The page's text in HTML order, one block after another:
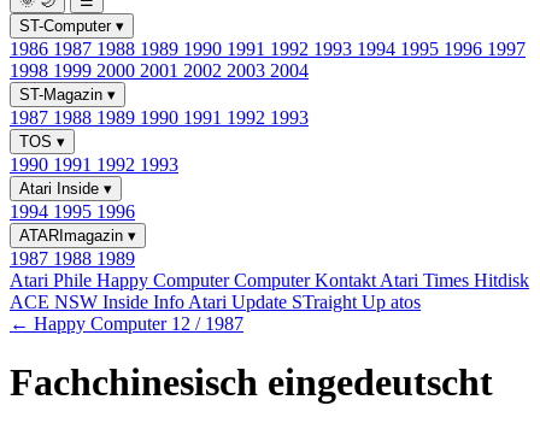
ST-Computer ▾
1986 1987 1988 1989 1990 1991 1992 1993 1994 1995 1996 1997
1998 1999 2000 2001 2002 2003 2004
ST-Magazin ▾
1987 1988 1989 1990 1991 1992 1993
TOS ▾
1990 1991 1992 1993
Atari Inside ▾
1994 1995 1996
ATARImagazin ▾
1987 1988 1989
Atari Phile Happy ComputerComputer Kontakt Atari Times Hitdisk
ACE NSW Inside Info Atari Update STraight Up atos
← Happy Computer 12 / 1987
Fachchinesisch eingedeutscht